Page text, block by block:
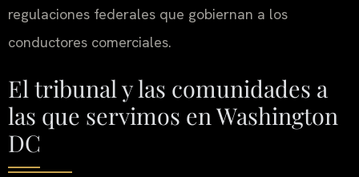
regulaciones federales que gobiernan a los
conductores comerciales.
El tribunal y las comunidades a
las que servimos en Washington
DC